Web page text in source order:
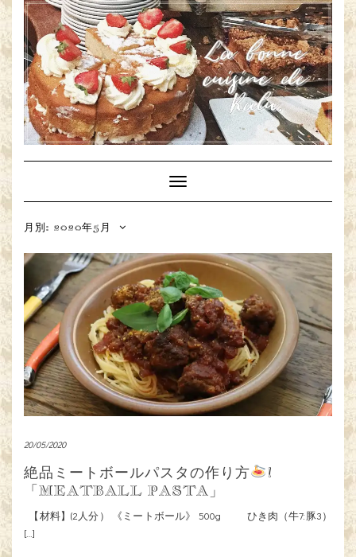
Toggle
Navigation
月別: 2020年5月
20/05/2020
絶品ミートボールパスタの作り方
!
「MEATBALL PASTA」
【材料】(2人分） 《ミートボール》 500g ひき肉（牛7:豚3）
[…]